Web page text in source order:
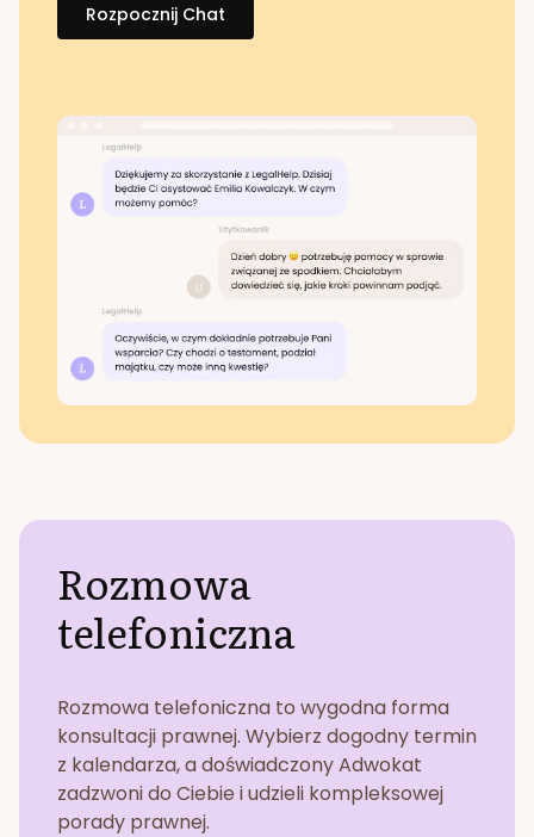
Rozpocznij Chat
Rozmowa
telefoniczna
Rozmowa telefoniczna to wygodna forma
konsultacji prawnej. Wybierz dogodny termin
z kalendarza, a doświadczony Adwokat
zadzwoni do Ciebie i udzieli kompleksowej
porady prawnej.